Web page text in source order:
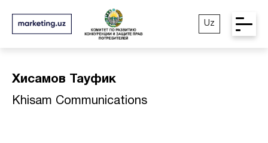
Uz
Хисамов Тауфик
Khisam Communications